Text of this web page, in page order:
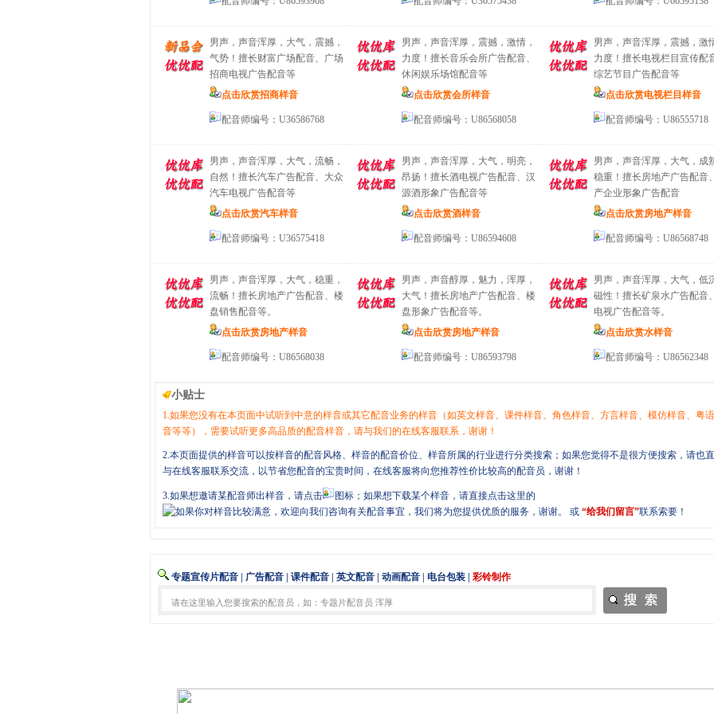
男声，声音浑厚，大气，震撼，
气势！擅长财富广场配音、广场
招商电视广告配音等
点击欣赏招商样音
配音师编号：U36586768
男声，声音浑厚，震撼，激情，
力度！擅长音乐会所广告配音、
休闲娱乐场馆配音等
点击欣赏会所样音
配音师编号：U86568058
男声，声音浑厚，震撼，激
力度！擅长电视栏目宣传配
综艺节目广告配音等
点击欣赏电视栏目样音
配音师编号：U86555718
男声，声音浑厚，大气，流畅，
自然！擅长汽车广告配音、大众
汽车电视广告配音等
点击欣赏汽车样音
配音师编号：U36575418
男声，声音浑厚，大气，明亮，
昂扬！擅长酒电视广告配音、汉
源酒形象广告配音等
点击欣赏酒样音
配音师编号：U86594608
男声，声音浑厚，大气，成
稳重！擅长房地产广告配音
产企业形象广告配音
点击欣赏房地产样音
配音师编号：U86568748
男声，声音浑厚，大气，稳重，
流畅！擅长房地产广告配音、楼
盘销售配音等。
点击欣赏房地产样音
配音师编号：U86568038
男声，声音醇厚，魅力，浑厚，
大气！擅长房地产广告配音、楼
盘形象广告配音等。
点击欣赏房地产样音
配音师编号：U86593798
男声，声音浑厚，大气，低
磁性！擅长矿泉水广告配音
电视广告配音等。
点击欣赏水样音
配音师编号：U86562348
小贴士
1.如果您没有在本页面中试听到中意的样音或其它配音业务的样音（如英文样音、课件样音、角色样音、方言样音、模仿样音、粤
音等等），需要试听更多高品质的配音样音，请与我们的在线客服联系，谢谢！
2.本页面提供的样音可以按样音的配音风格、样音的配音价位、样音所属的行业进行分类搜索；如果您觉得不是很方便搜索，请也
与在线客服联系交流，以节省您配音的宝贵时间，在线客服将向您推荐性价比较高的配音员，谢谢！
3.如果想邀请某配音师出样音，请点击
图标；如果想下载某个样音，请直接点击这里的
或 “给我们留言”联系索要！
专题宣传片配音 广告配音 课件配音 英文配音 动画配音 电台包装 彩铃制作